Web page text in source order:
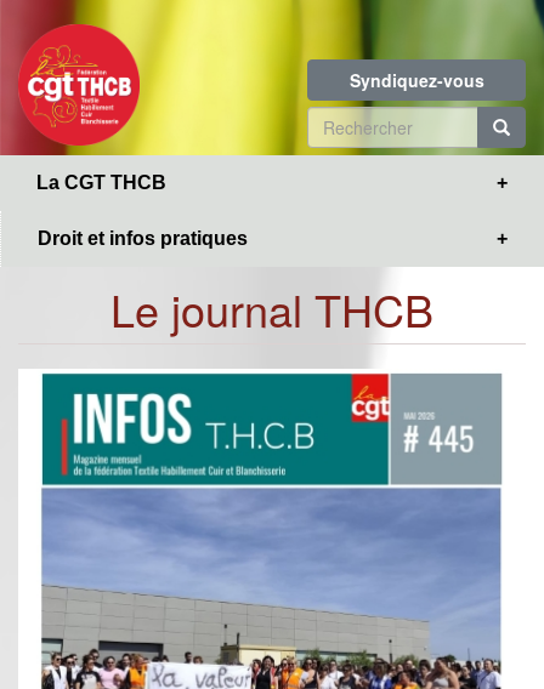
contenu
principal
Syndiquez-vous
Formulaire
de
La CGT THCB
Droit et infos pratiques
Le journal THCB